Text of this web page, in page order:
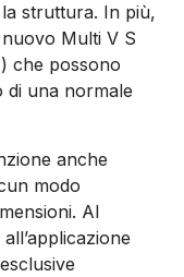
la struttura. In più,
Multi V S
che possono
di una normale
anche
modo
Al